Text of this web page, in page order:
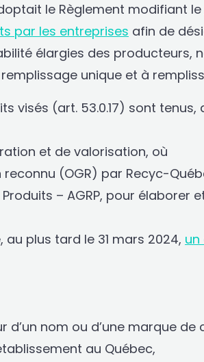
le Règlement modifiant le
par les entreprises afin de
élargies des producteurs,
unique et à
visés (art. 53.0.17) sont tenus,
et de valorisation, où
(OGR) par Recyc-
– AGRP, pour élaborer
plus tard le 31 mars 2024, un
nom ou d’une marque de
au Québec,